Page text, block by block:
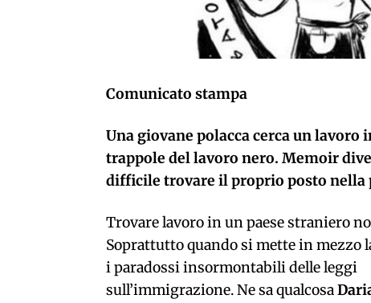
Comunicato stampa
Una giovane polacca cerca un
trappole del lavoro nero. Memoir
difficile trovare il proprio posto nella
Trovare lavoro in un paese straniero
Soprattutto quando si mette in mezzo
i paradossi insormontabili delle leggi
sull’immigrazione. Ne sa qualcosa